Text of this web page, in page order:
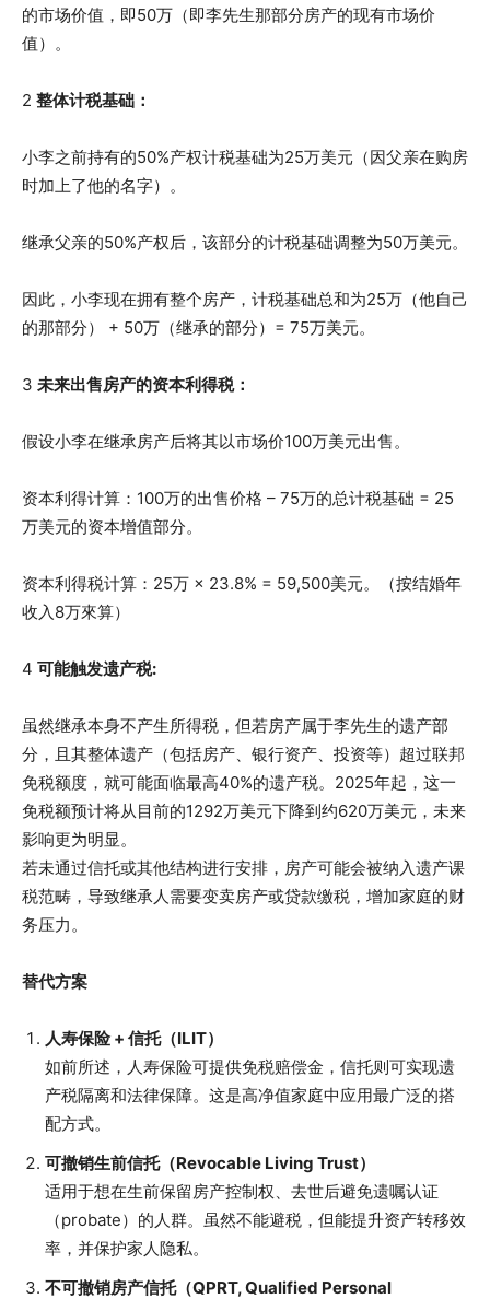
的市场价值，即50万（即李先生那部分房产的现有市场价
值）。
2 整体计税基础：
小李之前持有的50%产权计税基础为25万美元（因父亲在购房
时加上了他的名字）。
继承父亲的50%产权后，该部分的计税基础调整为50万美元。
因此，小李现在拥有整个房产，计税基础总和为25万（他自己
的那部分） + 50万（继承的部分）= 75万美元。
3 未来出售房产的资本利得税：
假设小李在继承房产后将其以市场价100万美元出售。
资本利得计算：100万的出售价格 – 75万的总计税基础 = 25
万美元的资本增值部分。
资本利得税计算：25万 × 23.8% = 59,500美元。（按结婚年
收入8万來算）
4 可能触发遗产税:
虽然继承本身不产生所得税，但若房产属于李先生的遗产部
分，且其整体遗产（包括房产、银行资产、投资等）超过联邦
免税额度，就可能面临最高40%的遗产税。2025年起，这一
免税额预计将从目前的1292万美元下降到约620万美元，未来
影响更为明显。
若未通过信托或其他结构进行安排，房产可能会被纳入遗产课
税范畴，导致继承人需要变卖房产或贷款缴税，增加家庭的财
务压力。
替代方案
人寿保险 + 信托（ILIT）
如前所述，人寿保险可提供免税赔偿金，信托则可实现遗
产税隔离和法律保障。这是高净值家庭中应用最广泛的搭
配方式。
可撤销生前信托（Revocable Living Trust）
适用于想在生前保留房产控制权、去世后避免遗嘱认证
（probate）的人群。虽然不能避税，但能提升资产转移效
率，并保护家人隐私。
不可撤销房产信托（QPRT, Qualified Personal